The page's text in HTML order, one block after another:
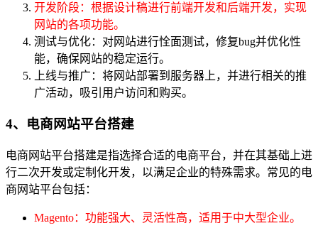
开发阶段：根据设计稿进行前端开发和后端开发，实现
网站的各项功能。
测试与优化：对网站进行恮面测试，修复bug并优化性
能，确保网站的稳定运行。
上线与推广：将网站部署到服务器上，并进行相关的推
广活动，吸引用户访问和购买。
4、电商网站平台搭建
电商网站平台搭建是指选择合适的电商平台，并在其基础上进
行二次开发或定制化开发，以满足企业的特殊需求。常见的电
商网站平台包括：
Magento：功能强大、灵活性高，适用于中大型企业。